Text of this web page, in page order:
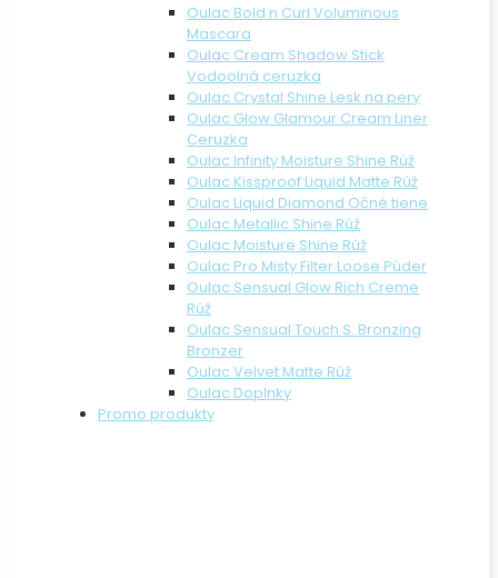
Oulac Bold n Curl Voluminous
Mascara
Oulac Cream Shadow Stick
Vodoolná ceruzka
Oulac Crystal Shine Lesk na pery
Oulac Glow Glamour Cream Liner
Ceruzka
Oulac Infinity Moisture Shine Rúž
Oulac Kissproof Liquid Matte Rúž
Oulac Liquid Diamond Očné tiene
Oulac Metallic Shine Rúž
Oulac Moisture Shine Rúž
Oulac Pro Misty Filter Loose Púder
Oulac Sensual Glow Rich Creme
Rúž
Oulac Sensual Touch S. Bronzing
Bronzer
Oulac Velvet Matte Rúž
Oulac Doplnky
Promo produkty